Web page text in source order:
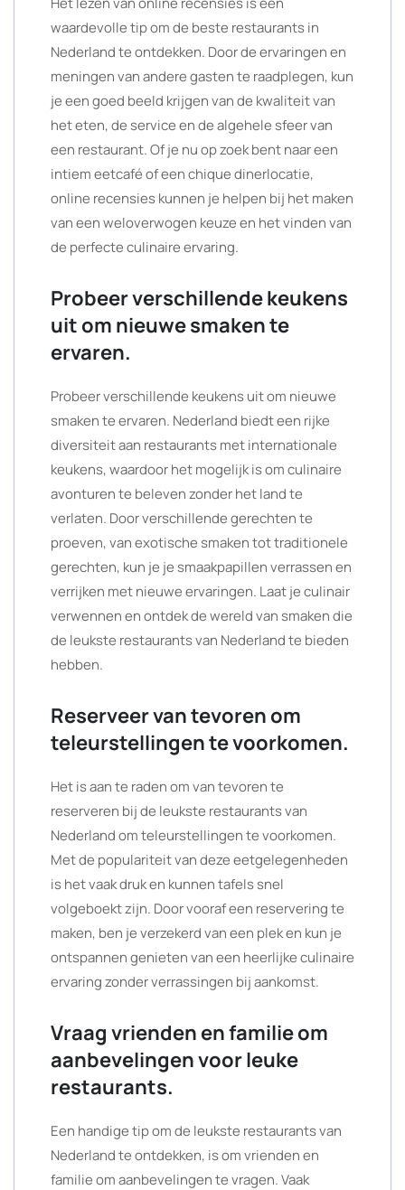
waardevolle tip om de beste restaurants in
Nederland te ontdekken. Door de ervaringen en
meningen van andere gasten te raadplegen, kun
je een goed beeld krijgen van de kwaliteit van
het eten, de service en de algehele sfeer van
een restaurant. Of je nu op zoek bent naar een
intiem eetcafé of een chique dinerlocatie,
online recensies kunnen je helpen bij het maken
van een weloverwogen keuze en het vinden van
de perfecte culinaire ervaring.
Probeer verschillende keukens
uit om nieuwe smaken te
ervaren.
Probeer verschillende keukens uit om nieuwe
smaken te ervaren. Nederland biedt een rijke
diversiteit aan restaurants met internationale
keukens, waardoor het mogelijk is om culinaire
avonturen te beleven zonder het land te
verlaten. Door verschillende gerechten te
proeven, van exotische smaken tot traditionele
gerechten, kun je je smaakpapillen verrassen en
verrijken met nieuwe ervaringen. Laat je culinair
verwennen en ontdek de wereld van smaken die
de leukste restaurants van Nederland te bieden
hebben.
Reserveer van tevoren om
teleurstellingen te voorkomen.
Het is aan te raden om van tevoren te
reserveren bij de leukste restaurants van
Nederland om teleurstellingen te voorkomen.
Met de populariteit van deze eetgelegenheden
is het vaak druk en kunnen tafels snel
volgeboekt zijn. Door vooraf een reservering te
maken, ben je verzekerd van een plek en kun je
ontspannen genieten van een heerlijke culinaire
ervaring zonder verrassingen bij aankomst.
Vraag vrienden en familie om
aanbevelingen voor leuke
restaurants.
Een handige tip om de leukste restaurants van
Nederland te ontdekken, is om vrienden en
familie om aanbevelingen te vragen. Vaak